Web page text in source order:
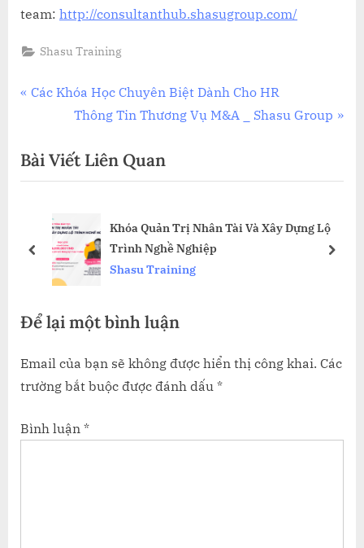
team: http://consultanthub.shasugroup.com/
Shasu Training
Điều
bài
P
v
i
s
s
:
Các Khóa Học Chuyên Biệt Dành Cho HR
N
x
t
o
s
Thông Tin Thương Vụ M&A _ Shasu Group
Bài Viết Liên Quan
Khóa Quản Trị Nhân Tài Và Xây Dựng Lộ
Trình Nghề Nghiệp
Shasu Training
prev next
Để lại một bình luận
Email của bạn sẽ không được hiển thị công khai. Các
trường bắt buộc được đánh dấu *
Bình luận *